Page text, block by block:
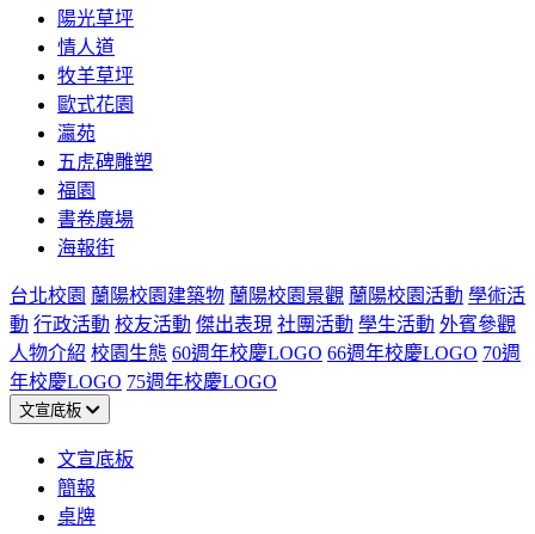
陽光草坪
情人道
牧羊草坪
歐式花園
瀛苑
五虎碑雕塑
福園
書卷廣場
海報街
台北校園 蘭陽校園建築物 蘭陽校園景觀 蘭陽校園活動 學術活
動 行政活動 校友活動 傑出表現 社團活動 學生活動 外賓參觀
人物介紹 校園生態 60週年校慶LOGO 66週年校慶LOGO 70週
年校慶LOGO 75週年校慶LOGO
文宣底板
文宣底板
簡報
桌牌